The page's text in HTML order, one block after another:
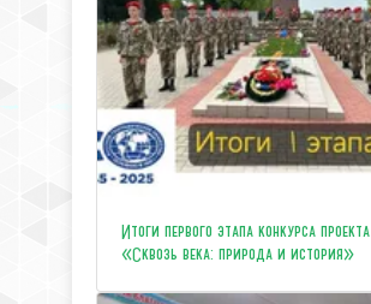
Итоги первого этапа конкурса проекта
«Сквозь века: природа и история»